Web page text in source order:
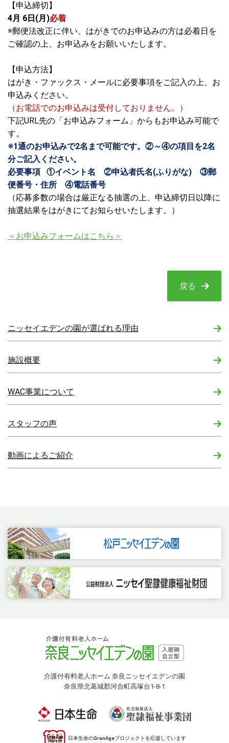
【申込締切】
4月 6日(月)必着
※郵便法改正に伴い、はがきでのお申込みの方は必着日を
ご確認の上、お申込みをお願いいたします。
【申込方法】
はがき・ファックス・メールに必要事項をご記入の上、お
申込みください。
（お電話でのお申込みは受付しておりません。）
下記URL先の「お申込みフォーム」からもお申込み可能で
す。
※1通のお申込みで2名まで可能です。②～④の項目を2名
分ご記入ください。
必要事項 ①イベント名 ②申込者氏名(ふりがな) ③郵
便番号・住所 ④電話番号
（応募多数の場合は厳正なる抽選の上、申込締切日以降に
抽選結果をはがきにてお知らせいたします。）
＜お申込みフォームはこちら＞
戻る
ニッセイエデンの園が選ばれる理由
施設概要
WAC事業について
スタッフの声
動画によるご紹介
介護付有料老人ホーム 奈良ニッセイエデンの園
奈良県北葛城郡河合町高塚台1-8-1
日本生命のGranAgeプロジェクトを応援しています